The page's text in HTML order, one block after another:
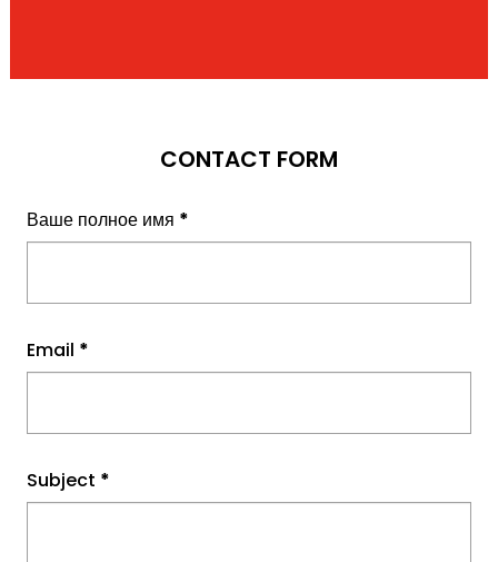
CONTACT FORM
Ваше полное имя *
Email *
Subject *